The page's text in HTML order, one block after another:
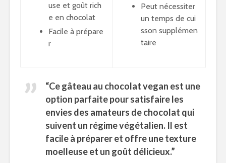
use et goût rich
e en chocolat
Facile à prépare
r
Peut nécessiter
un temps de cui
sson supplémen
taire
“Ce gâteau au chocolat vegan est une
option parfaite pour satisfaire les
envies des amateurs de chocolat qui
suivent un régime végétalien. Il est
facile à préparer et offre une texture
moelleuse et un goût délicieux.”